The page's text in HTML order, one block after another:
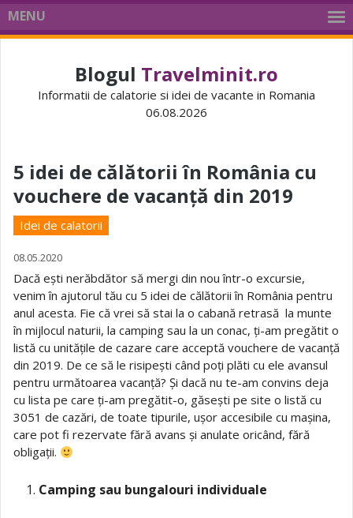
MENU
Blogul Travelminit.ro
Informatii de calatorie si idei de vacante in Romania
06.08.2026
5 idei de călătorii în România cu
vouchere de vacanță din 2019
Idei de calatorii
08.05.2020
Dacă ești nerăbdător să mergi din nou într-o excursie,
venim în ajutorul tău cu 5 idei de călătorii în România pentru
anul acesta. Fie că vrei să stai la o cabană retrasă la munte
în mijlocul naturii, la camping sau la un conac, ți-am pregătit o
listă cu unitățile de cazare care acceptă vouchere de vacanță
din 2019. De ce să le risipești când poți plăti cu ele avansul
pentru următoarea vacanță? Și dacă nu te-am convins deja
cu lista pe care ți-am pregătit-o, găsești pe site o listă cu
3051 de cazări, de toate tipurile, ușor accesibile cu mașina,
care pot fi rezervate fără avans și anulate oricând, fără
obligații.
Camping sau bungalouri individuale